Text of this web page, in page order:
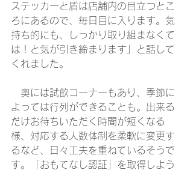
ステッカーと盾は店舗内の目立つとこ
ろにあるので、毎日目に入ります。気
持ち的にも、しっかり取り組まなくて
は！と気が引き締まります」と話して
くれました。
奥には試飲コーナーもあり、季節に
よっては行列ができることも。出来る
だけお待ちいただく時間が短くなる
様、対応する人数体制を柔軟に変更す
るなど、日々工夫を重ねているそうで
す。「おもてなし認証」を取得しよう